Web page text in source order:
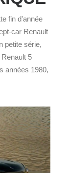
fin d'année
car Renault
petite série,
5
années 1980,